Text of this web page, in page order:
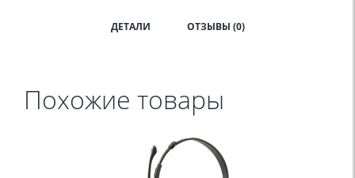
ДЕТАЛИ ОТЗЫВЫ (0)
Похожие товары